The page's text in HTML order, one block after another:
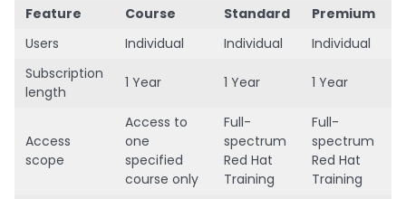
Feature Course Standard
Premium
Users
Individual Individual
Individual
Subscription
length
1 Year 1 Year 1 Year
Access
scope
Access to
one
specified
course only
Full-
spectrum
Red Hat
Training
Full-
spectrum
Red Hat
Training